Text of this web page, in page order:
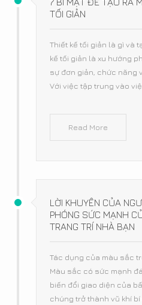
TỐI GIẢN
Thiết kế tối giản là gì và
kế tối giản là xu hướng
sự đơn giản, chức năng
Với việc tập trung vào
Read More
LỜI KHUYÊN CỦA
PHÓNG SỨC MẠNH
TRANG TRÍ NHÀ BẠN
Tác dụng của màu sắc
Màu sắc có sức mạnh
biến đổi giao diện của
chúng trở thành vũ khí bí